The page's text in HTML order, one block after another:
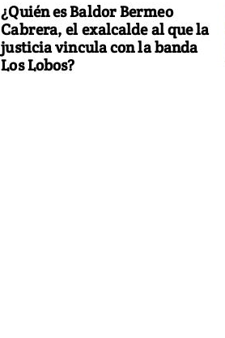
¿Quién es Baldor Bermeo
Cabrera, el exalcalde al que la
justicia vincula con la banda
Los Lobos?